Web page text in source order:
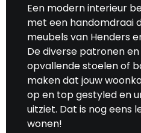
Een modern interieur
met een handomdraai
meubels van Henders
De diverse patronen en
opvallende stoelen of
maken dat jouw
op en top gestyled en
uitziet. Dat is nog eens
wonen!